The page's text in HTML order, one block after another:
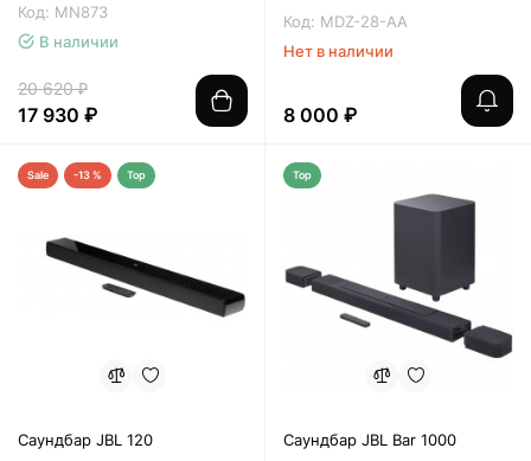
Код: MN873
В наличии
20 620 ₽
17 930 ₽
Код: MDZ-28-AA
Нет в наличии
8 000 ₽
Sale -13 % Top
Саундбар JBL 120
Top
Саундбар JBL Bar 1000